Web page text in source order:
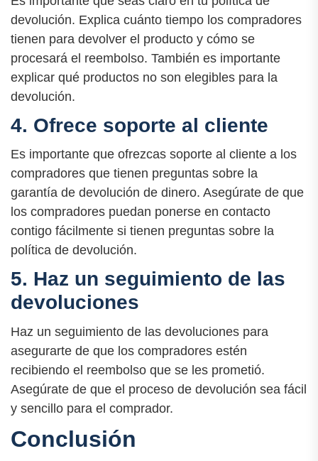
devolución. Explica cuánto tiempo los compradores
tienen para devolver el producto y cómo se
procesará el reembolso. También es importante
explicar qué productos no son elegibles para la
devolución.
4. Ofrece soporte al cliente
Es importante que ofrezcas soporte al cliente a los
compradores que tienen preguntas sobre la
garantía de devolución de dinero. Asegúrate de que
los compradores puedan ponerse en contacto
contigo fácilmente si tienen preguntas sobre la
política de devolución.
5. Haz un seguimiento de las
devoluciones
Haz un seguimiento de las devoluciones para
asegurarte de que los compradores estén
recibiendo el reembolso que se les prometió.
Asegúrate de que el proceso de devolución sea fácil
y sencillo para el comprador.
Conclusión